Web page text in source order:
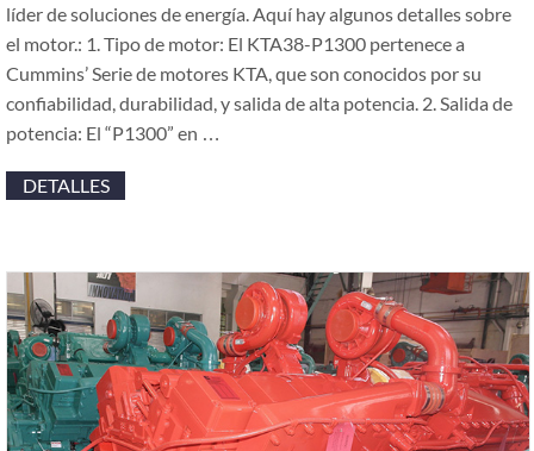
líder de soluciones de energía. Aquí hay algunos detalles sobre
el motor.: 1. Tipo de motor: El KTA38-P1300 pertenece a
Cummins’ Serie de motores KTA, que son conocidos por su
confiabilidad, durabilidad, y salida de alta potencia. 2. Salida de
potencia: El “P1300” en …
DETALLES